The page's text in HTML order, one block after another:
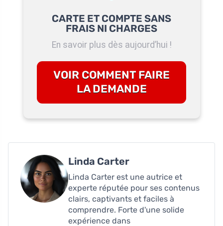
CARTE ET COMPTE SANS
FRAIS NI CHARGES
En savoir plus dès aujourd’hui !
VOIR COMMENT FAIRE
LA DEMANDE
Linda Carter
Linda Carter est une autrice et
experte réputée pour ses contenus
clairs, captivants et faciles à
comprendre. Forte d'une solide
expérience dans